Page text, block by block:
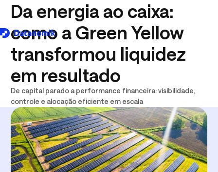
Download logo .SVG
Da energia ao caixa:
como a Green Yellow
transformou liquidez
em resultado
De capital parado a performance financeira: visibilidade,
controle e alocação eficiente em escala